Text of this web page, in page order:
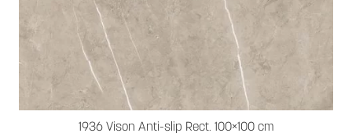
1936 Vison Anti-slip Rect. 100×100 cm